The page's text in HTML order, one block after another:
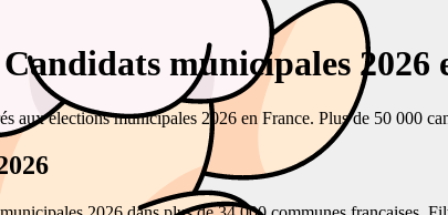
municipales 2026
aux élections municipales 2026 en France. Plus de 50 000